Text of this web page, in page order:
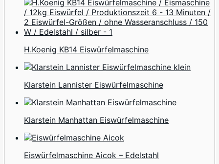
H.Koenig KB14 Eiswürfelmaschine
Klarstein Lannister Eiswürfelmaschine
Klarstein Manhattan Eiswürfelmaschine
Eiswürfelmaschine Aicok – Edelstahl